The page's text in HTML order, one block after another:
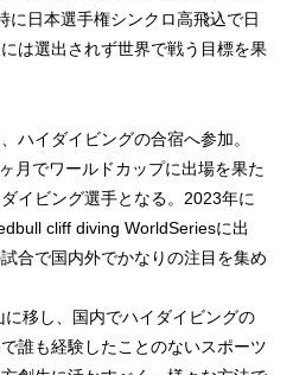
に⽇本選⼿権シンクロ⾼⾶込で⽇
は選出されず世界で戦う⽬標を果
ハイダイビングの合宿へ参加。
⽉でワールドカップに出場を果た
イビング選⼿となる。2023年に
cliff diving WorldSeriesに出
合で国内外でかなりの注⽬を集め
移し、国内でハイダイビングの
誰も経験したことのないスポーツ